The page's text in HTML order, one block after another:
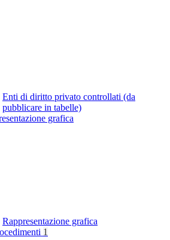
Enti di diritto privato controllati (da
pubblicare in tabelle)
grafica
Rappresentazione grafica
1